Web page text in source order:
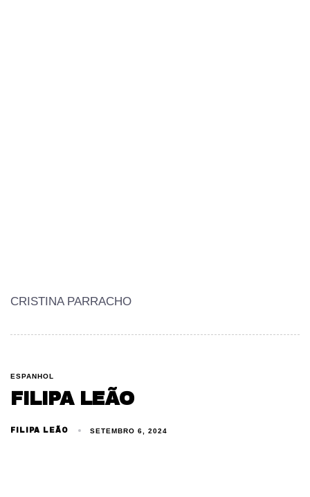
CRISTINA PARRACHO
ESPANHOL
FILIPA LEÃO
FILIPA LEÃO SETEMBRO 6, 2024